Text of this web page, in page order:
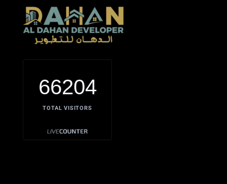
66204
TOTAL VISITORS